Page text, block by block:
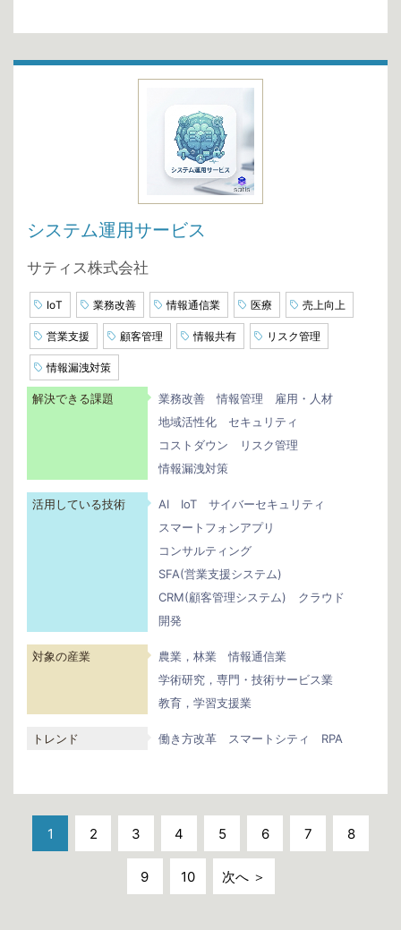
システム運用サービス
サティス株式会社
IoT 業務改善 情報通信業 医療 売上向上
営業支援 顧客管理 情報共有 リスク管理
情報漏洩対策
解決できる課題 業務改善 情報管理
雇用・人材
地域活性化
セキュリティ
コストダウン
リスク管理
情報漏洩対策
活用している技術 AI IoT
サイバーセキュリティ
スマートフォンアプリ
コンサルティング
SFA(営業支援システム)
CRM(顧客管理システム)
クラウド
開発
対象の産業 農業，林業
情報通信業
学術研究，専門・技術サービス業
教育，学習支援業
トレンド 働き方改革 スマートシティ RPA
1 2 3 4 5 6 7 8
9 10 次へ ＞